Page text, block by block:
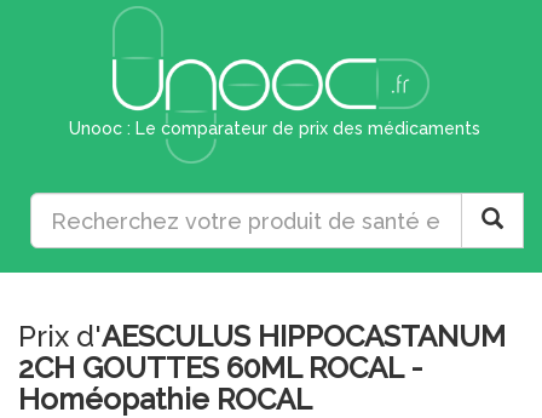
Unooc : Le comparateur de prix des médicaments
Prix d'AESCULUS HIPPOCASTANUM
2CH GOUTTES 60ML ROCAL -
Homéopathie ROCAL